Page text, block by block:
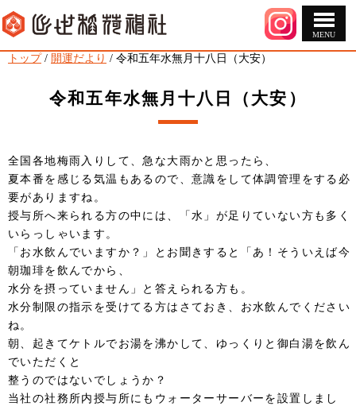
このページの本文へ
MENU
現
トップ / 開運だより / 令和五年水無月十八日（大安）
令和五年水無月十八日（大安）
全国各地梅雨入りして、急な大雨かと思ったら、
夏本番を感じる気温もあるので、意識をして体調管理をする必
要がありますね。
授与所へ来られる方の中には、「水」が足りていない方も多く
いらっしゃいます。
「お水飲んでいますか？」とお聞きすると「あ！そういえば今
朝珈琲を飲んでから、
水分を摂っていません」と答えられる方も。
水分制限の指示を受けてる方はさておき、お水飲んでください
ね。
朝、起きてケトルでお湯を沸かして、ゆっくりと御白湯を飲ん
でいただくと
整うのではないでしょうか？
当社の社務所内授与所にもウォーターサーバーを設置しまし